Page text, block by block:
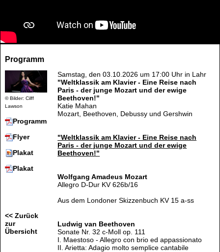
Programm
© Bilder: Cilff
Lawson
Programm
Flyer
Plakat
Plakat
<< Zurück
zur
Übersicht
Samstag, den 03.10.2026 um 17:00 Uhr in Lahr
"Weltklassik am Klavier - Eine Reise nach
Paris - der junge Mozart und der ewige
Beethoven!"
Katie Mahan
Mozart, Beethoven, Debussy und Gershwin
"Weltklassik am Klavier - Eine Reise nach
Paris - der junge Mozart und der ewige
Beethoven!"
Wolfgang Amadeus Mozart
Allegro D-Dur KV 626b/16
Aus dem Londoner Skizzenbuch KV 15 a-ss
Ludwig van Beethoven
Sonate Nr. 32 c-Moll op. 111
I. Maestoso - Allegro con brio ed appassionato
II. Arietta: Adagio molto semplice cantabile